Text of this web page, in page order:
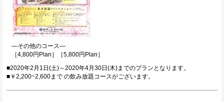
―その他のコース―
［4,800円Plan］［5,800円Plan］
■2020年2月1日(土)～2020年4月30日(木)までのプランとなります。
■￥2,200~2,600まで の飲み放題コースがございます。